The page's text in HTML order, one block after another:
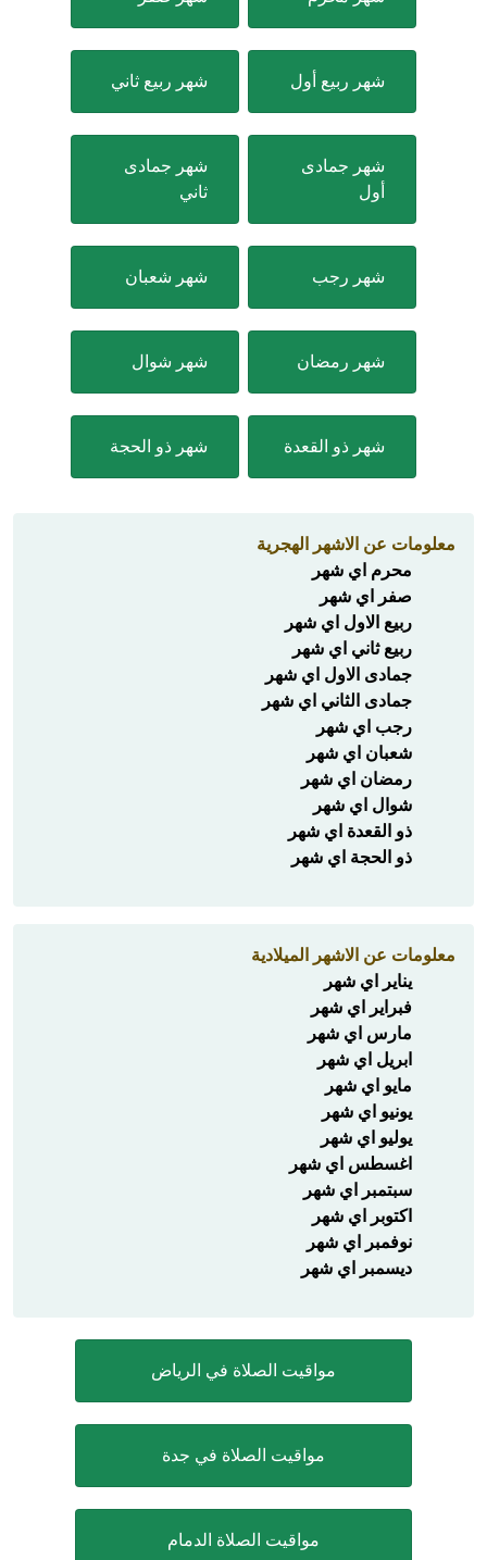
شهر ربيع أول شهر ربيع ثاني
شهر جمادى
أول
شهر جمادى
ثاني
شهر رجب شهر شعبان
شهر رمضان شهر شوال
شهر ذو القعدة شهر ذو الحجة
معلومات عن الاشهر الهجرية
محرم اي شهر
صفر اي شهر
ربيع الاول اي شهر
ربيع ثاني اي شهر
جمادى الاول اي شهر
جمادى الثاني اي شهر
رجب اي شهر
شعبان اي شهر
رمضان اي شهر
شوال اي شهر
ذو القعدة اي شهر
ذو الحجة اي شهر
معلومات عن الاشهر الميلادية
يناير اي شهر
فبراير اي شهر
مارس اي شهر
ابريل اي شهر
مايو اي شهر
يونيو اي شهر
يوليو اي شهر
اغسطس اي شهر
سبتمبر اي شهر
اكتوبر اي شهر
نوفمبر اي شهر
ديسمبر اي شهر
مواقيت الصلاة في الرياض
مواقيت الصلاة في جدة
مواقيت الصلاة الدمام